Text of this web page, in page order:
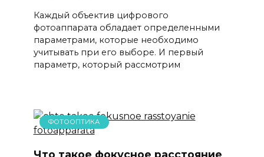
Каждый объектив цифрового
фотоаппарата обладает определенными
параметрами, которые необходимо
учитывать при его выборе. И первый
параметр, который рассмотрим
ФОТООПТИКА
Что такое фокусное расстояние